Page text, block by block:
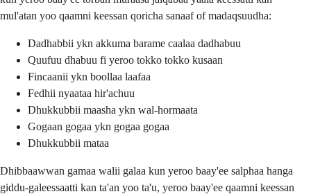
mul'atan yoo qaamni keessan qoricha sanaaf of madaqsuudha:
Dadhabbii ykn akkuma barame caalaa dadhabuu
Quufuu dhabuu fi yeroo tokko tokko kusaan
Fincaanii ykn boollaa laafaa
Fedhii nyaataa hir'achuu
Dhukkubbii maasha ykn wal-hormaata
Gogaan gogaa ykn gogaa gogaa
Dhukkubbii mataa
Dhibbaawwan gamaa walii galaa kun yeroo baay'ee salphaa hanga
giddu-galeessaatti kan ta'an yoo ta'u, yeroo baay'ee qaamni keessan